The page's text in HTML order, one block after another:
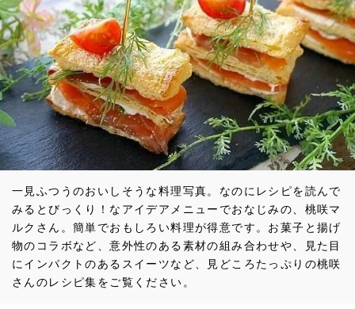
一見ふつうのおいしそうな料理写真。なのにレシピを読んで
みるとびっくり！なアイデアメニューでおなじみの、桃咲マ
ルクさん。簡単でおもしろい料理が得意です。お菓子と揚げ
物のコラボなど、意外性のある素材の組み合わせや、見た目
にインパクトのあるスイーツなど、見どころたっぷりの桃咲
さんのレシピ集をご覧ください。